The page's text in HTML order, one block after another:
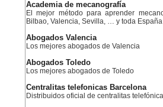
Academia de mecanografía
El mejor método para aprender
Bilbao, Valencia, Sevilla, … y toda España
Abogados Valencia
Los mejores abogados de Valencia
Abogados Toledo
Los mejores abogados de Toledo
Centralitas telefonicas Barcelona
Distribuidos oficial de centralitas